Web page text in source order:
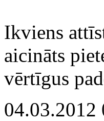
Ikviens
aicināts
vērtīgus
04.03.2012